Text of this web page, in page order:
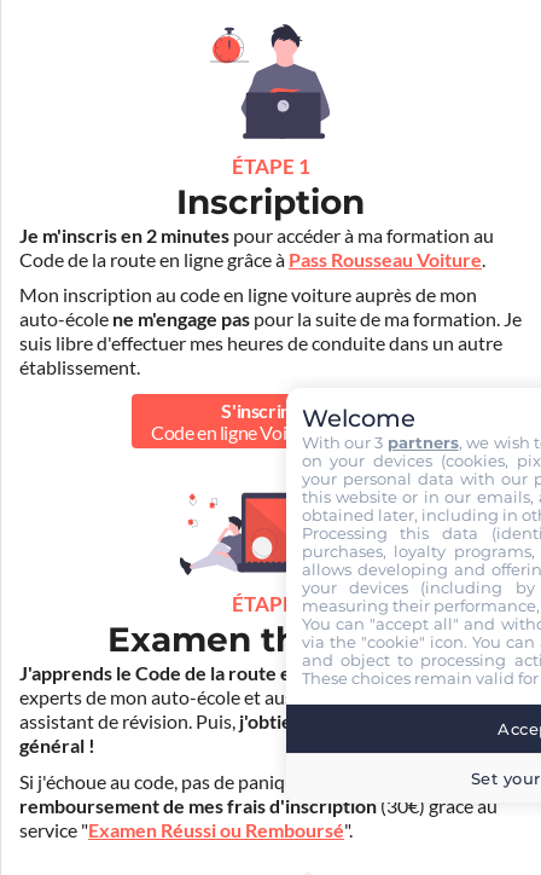
ÉTAPE 1
Inscription
Je m'inscris en 2 minutes pour accéder à ma formation au
Code de la route en ligne grâce à Pass Rousseau Voiture.
Mon inscription au code en ligne voiture auprès de mon
auto-école ne m'engage pas pour la suite de ma formation. Je
suis libre d'effectuer mes heures de conduite dans un autre
établissement.
S'inscrire au
Code en ligne Voiture 39.90 €
ÉTAPE 2
Examen théorique
J'apprends le Code de la route en ligne. Je suis aidé par les
experts de mon auto-école et aussi par Mister Codes, mon
assistant de révision. Puis, j'obtiens l'examen théorique
général !
Si j'échoue au code, pas de panique ! Je peux bénéficier du
remboursement de mes frais d'inscription (30€) grâce au
service "Examen Réussi ou Remboursé".
Welcome
With our 3 partners, we wish
on your devices (cookies,
your personal data with our
this website or in our emails,
obtained later, including in
Processing this data
purchases, loyalty
allows developing and
your devices (including
measuring their
You can "accept all" and
via the "cookie" icon. You
and object to processing
These choices remain valid
Set